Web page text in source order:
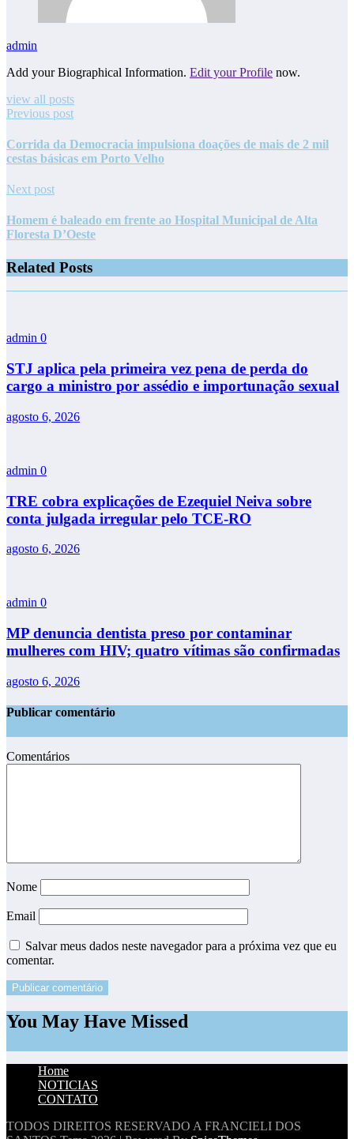
admin
Add your Biographical Information. Edit your Profile now.
view all posts
Previous post
Corrida da Democracia impulsiona doações de mais de 2 mil
cestas básicas em Porto Velho
Next post
Homem é baleado em frente ao Hospital Municipal de Alta
Floresta D’Oeste
Related Posts
admin 0
STJ aplica pela primeira vez pena de perda do
cargo a ministro por assédio e importunação sexual
agosto 6, 2026
admin 0
TRE cobra explicações de Ezequiel Neiva sobre
conta julgada irregular pelo TCE-RO
agosto 6, 2026
admin 0
MP denuncia dentista preso por contaminar
mulheres com HIV; quatro vítimas são confirmadas
agosto 6, 2026
Publicar comentário
Comentários
Nome
Email
Salvar meus dados neste navegador para a próxima vez que eu
comentar.
You May Have Missed
Home
NOTICIAS
CONTATO
TODOS DIREITOS RESERVADO A FRANCIELI DOS